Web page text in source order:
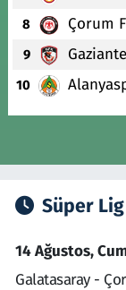
8 Çorum
9
10
Süper
14 Ağustos,
Galatasaray -